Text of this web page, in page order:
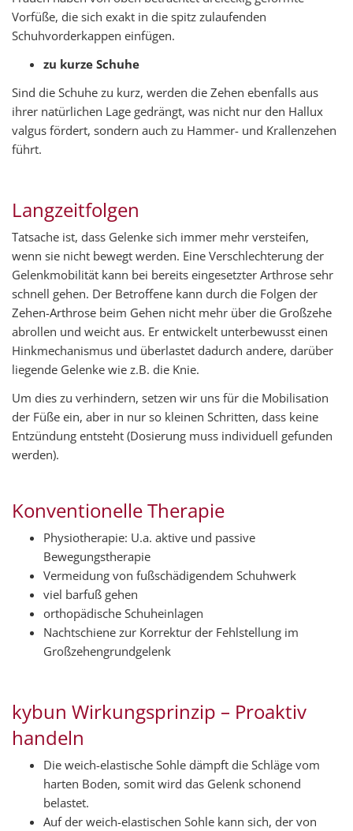
Vorfüße, die sich exakt in die spitz zulaufenden
Schuhvorderkappen einfügen.
zu kurze Schuhe
Sind die Schuhe zu kurz, werden die Zehen ebenfalls aus
ihrer natürlichen Lage gedrängt, was nicht nur den Hallux
valgus fördert, sondern auch zu Hammer- und Krallenzehen
führt.
Langzeitfolgen
Tatsache ist, dass Gelenke sich immer mehr versteifen,
wenn sie nicht bewegt werden. Eine Verschlechterung der
Gelenkmobilität kann bei bereits eingesetzter Arthrose sehr
schnell gehen. Der Betroffene kann durch die Folgen der
Zehen-Arthrose beim Gehen nicht mehr über die Großzehe
abrollen und weicht aus. Er entwickelt unterbewusst einen
Hinkmechanismus und überlastet dadurch andere, darüber
liegende Gelenke wie z.B. die Knie.
Um dies zu verhindern, setzen wir uns für die Mobilisation
der Füße ein, aber in nur so kleinen Schritten, dass keine
Entzündung entsteht (Dosierung muss individuell gefunden
werden).
Konventionelle Therapie
Physiotherapie: U.a. aktive und passive
Bewegungstherapie
Vermeidung von fußschädigendem Schuhwerk
viel barfuß gehen
orthopädische Schuheinlagen
Nachtschiene zur Korrektur der Fehlstellung im
Großzehengrundgelenk
kybun Wirkungsprinzip – Proaktiv
handeln
Die weich-elastische Sohle dämpft die Schläge vom
harten Boden, somit wird das Gelenk schonend
belastet.
Auf der weich-elastischen Sohle kann sich, der von